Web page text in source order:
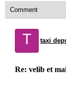
Comment
T taxi
Re: velib et